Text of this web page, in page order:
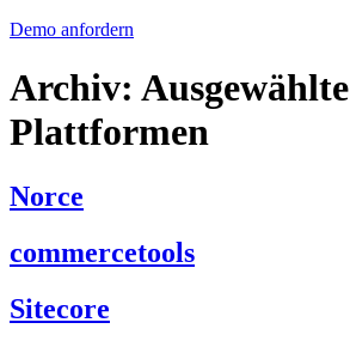
Demo anfordern
Archiv: Ausgewählte
Plattformen
Norce
commercetools
Sitecore